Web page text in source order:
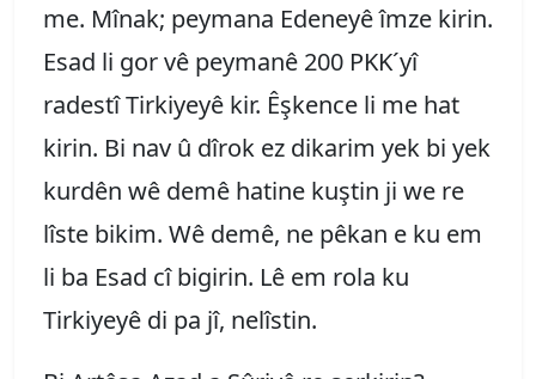
me. Mînak; peymana Edeneyê îmze kirin.
Esad li gor vê peymanê 200 PKK´yî
radestî Tirkiyeyê kir. Êşkence li me hat
kirin. Bi nav û dîrok ez dikarim yek bi yek
kurdên wê demê hatine kuştin ji we re
lîste bikim. Wê demê, ne pêkan e ku em
li ba Esad cî bigirin. Lê em rola ku
Tirkiyeyê di pa jî, nelîstin.